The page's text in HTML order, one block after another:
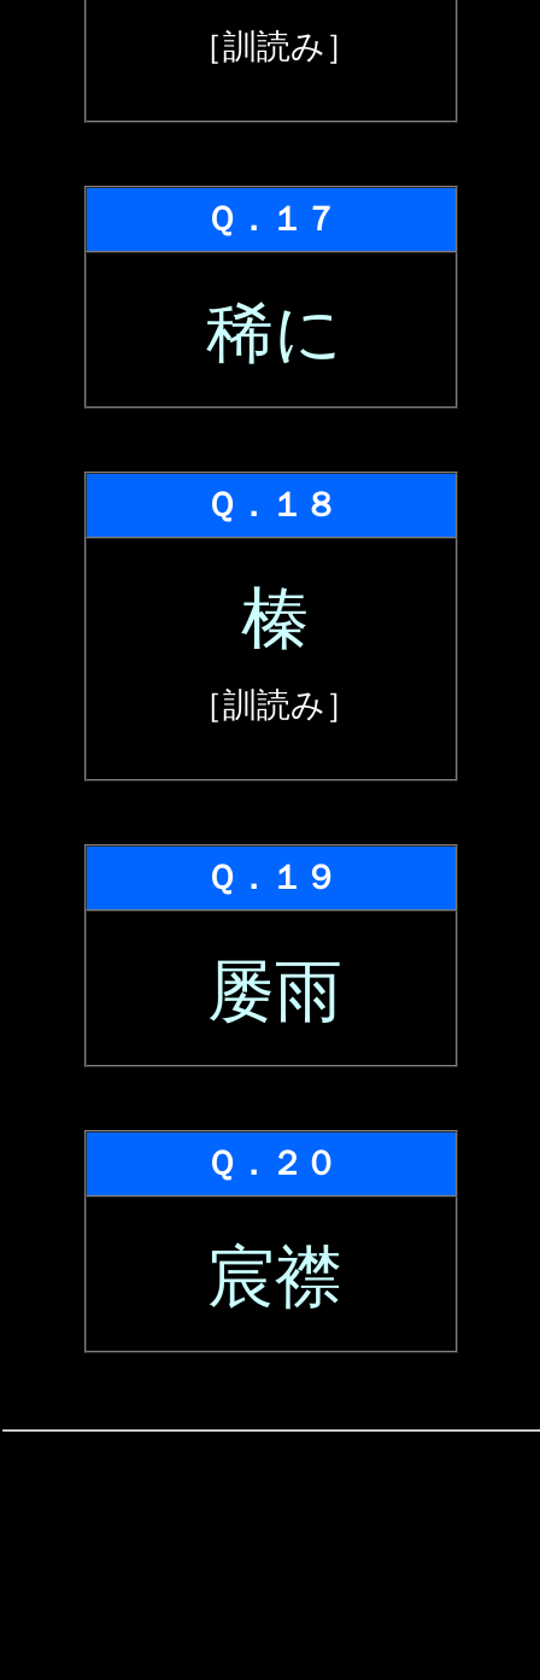
［訓読み］
Ｑ．１７
稀に
Ｑ．１８
榛
［訓読み］
Ｑ．１９
屡雨
Ｑ．２０
宸襟